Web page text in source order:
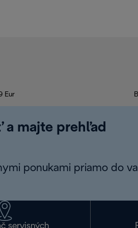
Eur
a majte prehľad
ponukami priamo do